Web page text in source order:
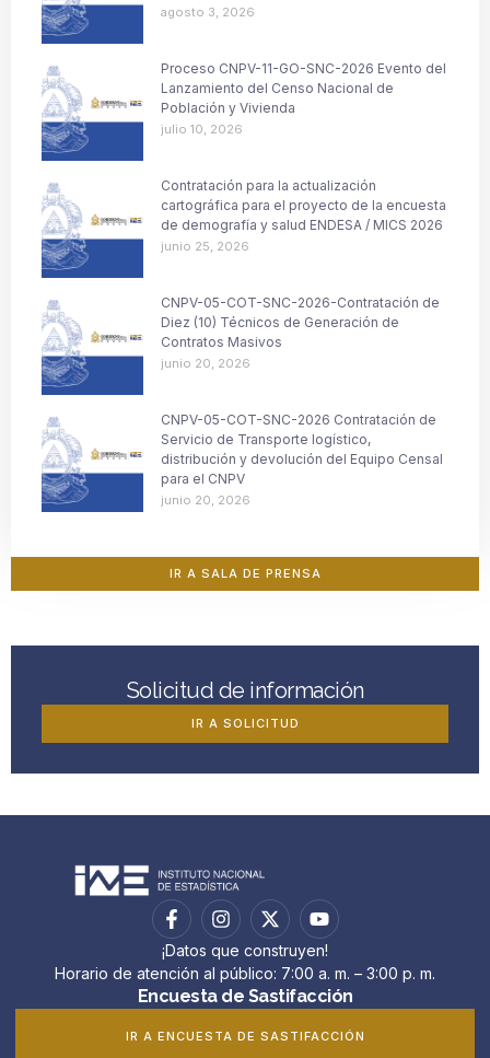
agosto 3, 2026
Proceso CNPV-11-GO-SNC-2026 Evento del
Lanzamiento del Censo Nacional de
Población y Vivienda
julio 10, 2026
Contratación para la actualización
cartográfica para el proyecto de la encuesta
de demografía y salud ENDESA / MICS 2026
junio 25, 2026
CNPV-05-COT-SNC-2026-Contratación de
Diez (10) Técnicos de Generación de
Contratos Masivos
junio 20, 2026
CNPV-05-COT-SNC-2026 Contratación de
Servicio de Transporte logístico,
distribución y devolución del Equipo Censal
para el CNPV
junio 20, 2026
IR A SALA DE PRENSA
Solicitud de información
IR A SOLICITUD
¡Datos que construyen!
Horario de atención al público: 7:00 a. m. – 3:00 p. m.
Encuesta de Sastifacción
IR A ENCUESTA DE SASTIFACCIÓN